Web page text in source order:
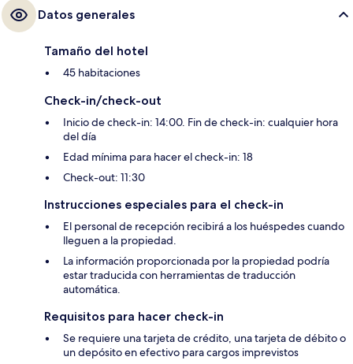
Datos generales
Tamaño del hotel
45 habitaciones
Check-in/check-out
Inicio de check-in: 14:00. Fin de check-in: cualquier hora
del día
Edad mínima para hacer el check-in: 18
Check-out: 11:30
Instrucciones especiales para el check-in
El personal de recepción recibirá a los huéspedes cuando
lleguen a la propiedad.
La información proporcionada por la propiedad podría
estar traducida con herramientas de traducción
automática.
Requisitos para hacer check-in
Se requiere una tarjeta de crédito, una tarjeta de débito o
un depósito en efectivo para cargos imprevistos